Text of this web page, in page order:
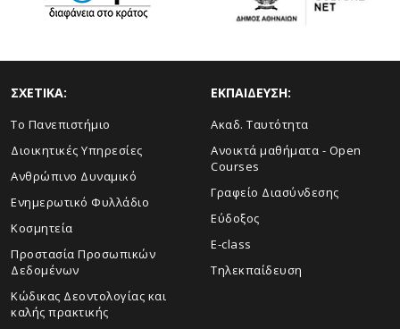
ΣΧΕΤΙΚΑ:
Το Πανεπιστήμιο
Διοικητικές Υπηρεσίες
Ανθρώπινο Δυναμικό
Ενημερωτικό Φυλλάδιο
Κοσμητεία
Προστασία Προσωπικών
Δεδομένων
Κώδικας Δεοντολογίας και
καλής πρακτικής
ΕΚΠΑΙΔΕΥΣΗ:
Ακαδ. Ταυτότητα
Ανοικτά μαθήματα - Open
Courses
Γραφείο Διασύνδεσης
Εύδοξος
E-class
Τηλεκπαίδευση